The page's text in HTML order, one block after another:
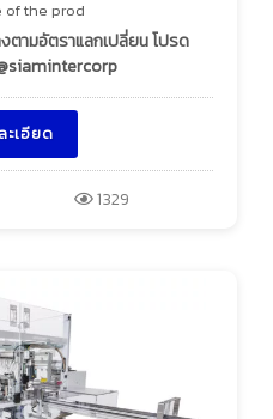
of the prod
ตามอัตราแลกเปลี่ยน โปรด
ะเอียด
1329